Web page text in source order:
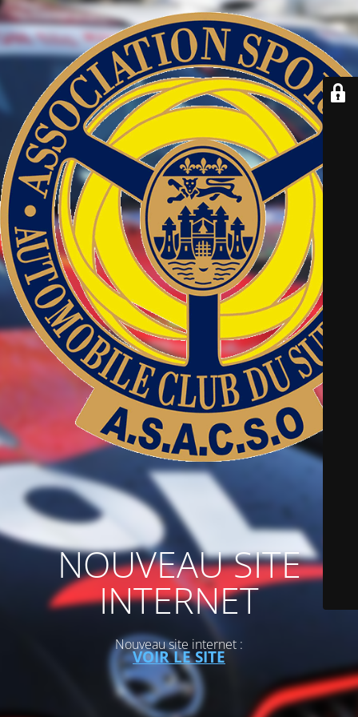
NOUVEAU SITE
INTERNET
Nouveau site internet :
VOIR LE SITE